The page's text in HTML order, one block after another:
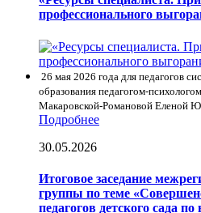
профессионального
26 мая 2026 года для педагогов
образования педагогом-
Макаровской-Романовой Еленой
Подробнее
30.05.2026
Итоговое заседание
группы по теме
педагогов детского сада